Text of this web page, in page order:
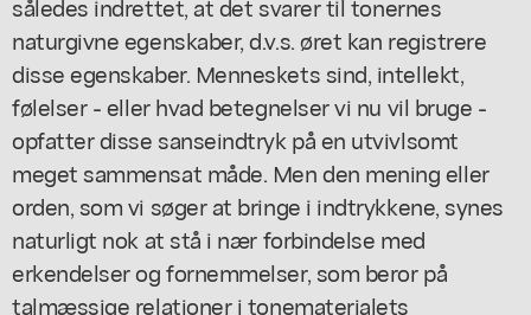
naturgivne egenskaber, d.v.s. øret kan registrere
disse egenskaber. Menneskets sind, intellekt,
følelser - eller hvad betegnelser vi nu vil bruge -
opfatter disse sanseindtryk på en utvivlsomt
meget sammensat måde. Men den mening eller
orden, som vi søger at bringe i indtrykkene, synes
naturligt nok at stå i nær forbindelse med
erkendelser og fornemmelser, som beror på
talmæssige relationer i tonematerialets